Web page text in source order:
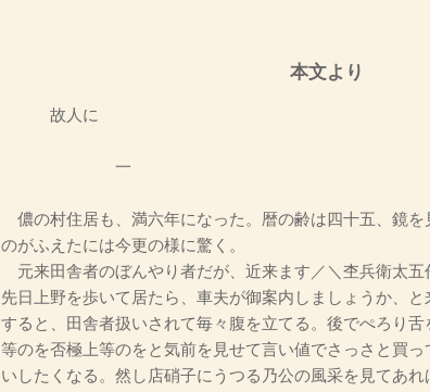
本文より
故人に
一
儂の村住居も、満六年になった。暦の齢は四十五、鏡を
のがふえたには今更の様に驚く。
元来田舎者のぼんやり者だが、近来ます／＼杢兵衛太五
先日上野を歩いて居たら、車夫が御案内しましょうか、
すると、田舎者扱いされて毎々腹を立てる。後でぺろり
等のを否極上等のをと気前を見せて言い値でさっさと買
いしたくなる。然し店硝子にうつる乃公の風采を見てあ